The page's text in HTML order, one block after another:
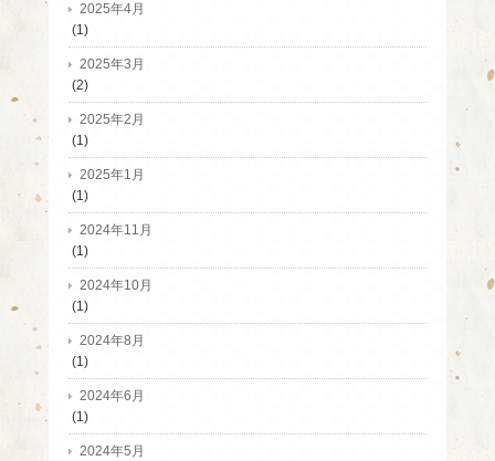
2025年4月
(1)
2025年3月
(2)
2025年2月
(1)
2025年1月
(1)
2024年11月
(1)
2024年10月
(1)
2024年8月
(1)
2024年6月
(1)
2024年5月